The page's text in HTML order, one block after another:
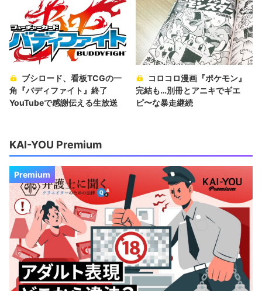
ブシロード、看板TCGの一
角『バディファイト』終了
YouTubeで感謝伝える生放送
コロコロ漫画『ポケモン』
完結も…別冊とアニキでギエ
ピ〜な暴走継続
KAI-YOU Premium
Premium